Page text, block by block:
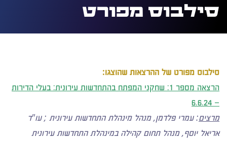
סילבוס מפורט
סילבוס מפורט של ההרצאות שהוצגו:
הרצאה מספר 1:
שחקני המפתח בהתחדשות עירונית: בעלי הדירות
– 6.6.24
מרצים: עמרי פלדמן, מנהל מינהלת התחדשות עירונית ; עו"ד
אריאל יוסף, מנהל תחום קהילה במינהלת התחדשות עירונית